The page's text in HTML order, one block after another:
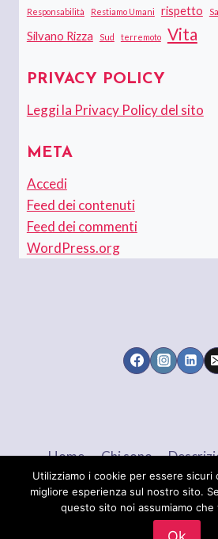
Responsabilità Restiamo Umani rispetto
Silvano Rizza Sud terremoto Vita
PRIVACY POLICY
Leggi la Privacy Policy del sito
META
Accedi
Feed dei contenuti
Feed dei commenti
WordPress.org
Home Chi sono
© 2026 Maria Brigida
Utilizziamo i cookie per essere sicuri
migliore esperienza sul nostro sito.
questo sito noi assumiamo